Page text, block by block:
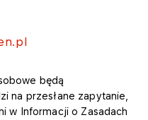
będą
na przesłane zapytanie,
w Informacji o Zasadach